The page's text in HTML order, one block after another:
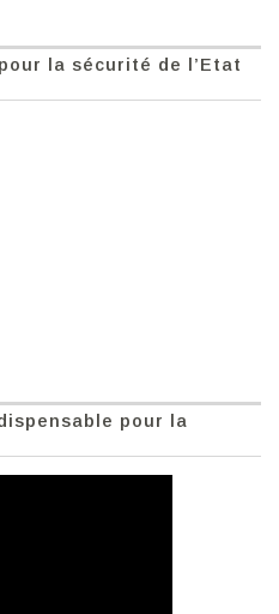
la sécurité de l’Etat
pour la